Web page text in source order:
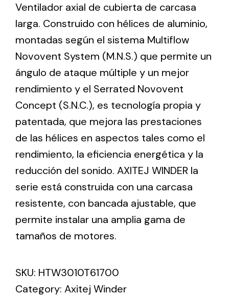
Ventilation
The incorporation of Novovent into the group
meant a greater offer of ventilation products for
different uses
Iluminación Solar
Variedad de soluciones solares para todo tipo
de necesidades.
Variety of solar solutions for all kinds of needs.
Ventilador axial de cubierta de carcasa
larga. Construido con hélices de aluminio,
montadas según el sistema Multiflow
Novovent System (M.N.S.) que permite un
ángulo de ataque múltiple y un mejor
rendimiento y el Serrated Novovent
Concept (S.N.C.), es tecnología propia y
patentada, que mejora las prestaciones
de las hélices en aspectos tales como el
rendimiento, la eficiencia energética y la
reducción del sonido. AXITEJ WINDER la
serie está construida con una carcasa
resistente, con bancada ajustable, que
permite instalar una amplia gama de
tamaños de motores.
SKU: HTW3010T61700
Category: Axitej Winder